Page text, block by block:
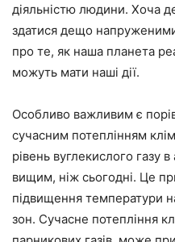
діяльністю людини. Хоча
здатися дещо
про те, як наша планета
можуть мати наші дії.
Особливо важливим є
сучасним потеплінням
рівень вуглекислого газу
вищим, ніж сьогодні. Це
підвищення температури
зон. Сучасне потепління